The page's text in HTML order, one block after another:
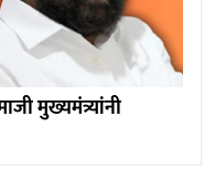
मुख्यमंत्र्यांनी